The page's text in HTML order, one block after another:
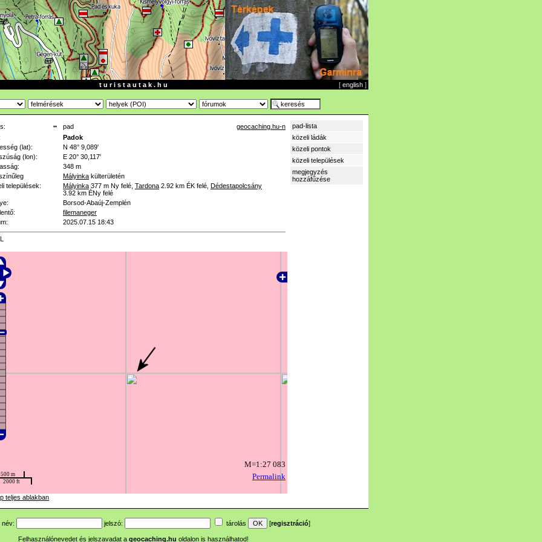
t u r i s t a u t a k . h u [ english ]
pad
geocaching.hu-n
Padok
(lat):
N 48° 9,089'
(lon):
E 20° 30,117'
348 m
Mályinka külterületén
települések:
Mályinka 377 m Ny felé Tardona 2.92 km ÉK felé Dédestapolcsány
3.92 km ÉNy felé
Borsod-Abaúj-Zemplén
filemaneger
2025.07.15 18:43
teljes ablakban
pad-lista
közeli ládák
közeli pontok
közeli települések
megjegyzés
hozzáfűzése
név: jelszó: tárolás [regisztráció]
Felhasználónevedet és jelszavadat a geocaching.hu oldalon is használhatod!